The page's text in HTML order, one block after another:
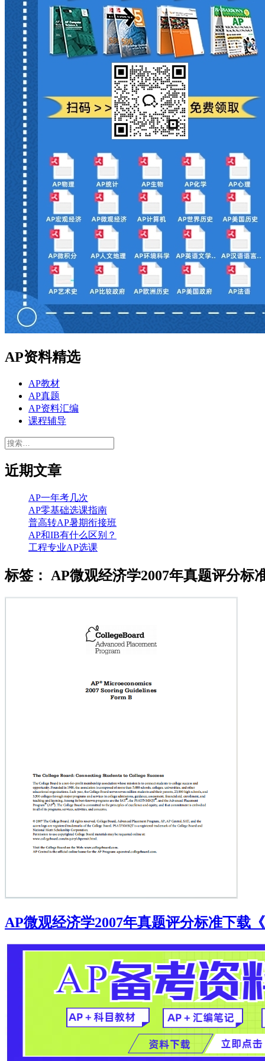
AP资料精选
AP教材
AP真题
AP资料汇编
课程辅导
搜
近期文章
AP一年考几次
AP零基础选课指南
普高转AP暑期衔接班
AP和IB有什么区别？
工程专业AP选课
标签： AP微观经济学2007年真题评分标
AP微观经济学2007年真题评分标准下载